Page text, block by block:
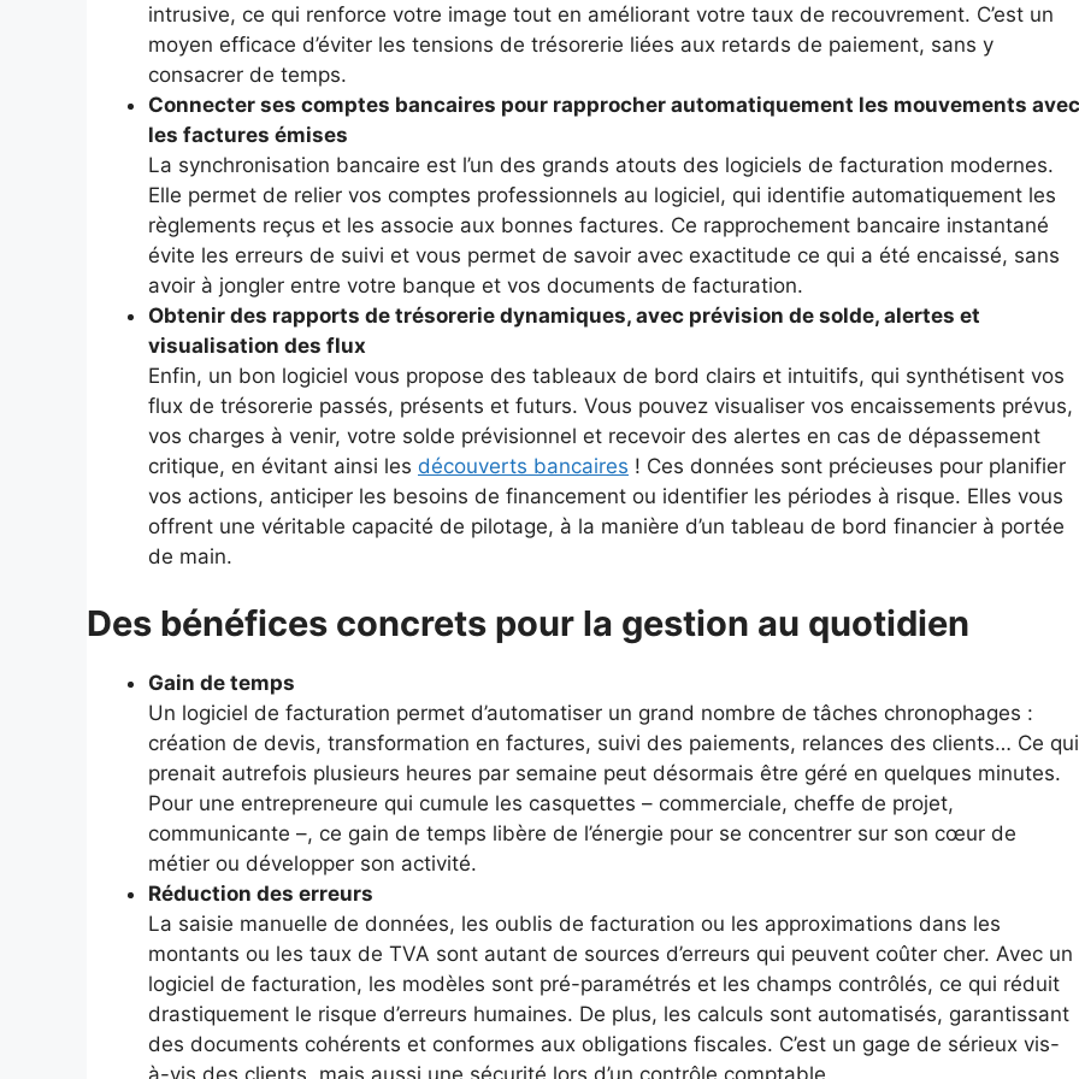
intrusive, ce qui renforce votre image tout en améliorant votre taux de recouvrement. C’est un
moyen efficace d’éviter les tensions de trésorerie liées aux retards de paiement, sans y
consacrer de temps.
Connecter ses comptes bancaires pour rapprocher automatiquement les mouvements avec
les factures émises
La synchronisation bancaire est l’un des grands atouts des logiciels de facturation modernes.
Elle permet de relier vos comptes professionnels au logiciel, qui identifie automatiquement les
règlements reçus et les associe aux bonnes factures. Ce rapprochement bancaire instantané
évite les erreurs de suivi et vous permet de savoir avec exactitude ce qui a été encaissé, sans
avoir à jongler entre votre banque et vos documents de facturation.
Obtenir des rapports de trésorerie dynamiques, avec prévision de solde, alertes et
visualisation des flux
Enfin, un bon logiciel vous propose des tableaux de bord clairs et intuitifs, qui synthétisent vos
flux de trésorerie passés, présents et futurs. Vous pouvez visualiser vos encaissements prévus,
vos charges à venir, votre solde prévisionnel et recevoir des alertes en cas de dépassement
critique, en évitant ainsi les découverts bancaires ! Ces données sont précieuses pour planifier
vos actions, anticiper les besoins de financement ou identifier les périodes à risque. Elles vous
offrent une véritable capacité de pilotage, à la manière d’un tableau de bord financier à portée
de main.
Des bénéfices concrets pour la gestion au quotidien
Gain de temps
Un logiciel de facturation permet d’automatiser un grand nombre de tâches chronophages :
création de devis, transformation en factures, suivi des paiements, relances des clients… Ce qui
prenait autrefois plusieurs heures par semaine peut désormais être géré en quelques minutes.
Pour une entrepreneure qui cumule les casquettes – commerciale, cheffe de projet,
communicante –, ce gain de temps libère de l’énergie pour se concentrer sur son cœur de
métier ou développer son activité.
Réduction des erreurs
La saisie manuelle de données, les oublis de facturation ou les approximations dans les
montants ou les taux de TVA sont autant de sources d’erreurs qui peuvent coûter cher. Avec un
logiciel de facturation, les modèles sont pré-paramétrés et les champs contrôlés, ce qui réduit
drastiquement le risque d’erreurs humaines. De plus, les calculs sont automatisés, garantissant
des documents cohérents et conformes aux obligations fiscales. C’est un gage de sérieux vis-
à-vis des clients, mais aussi une sécurité lors d’un contrôle comptable.